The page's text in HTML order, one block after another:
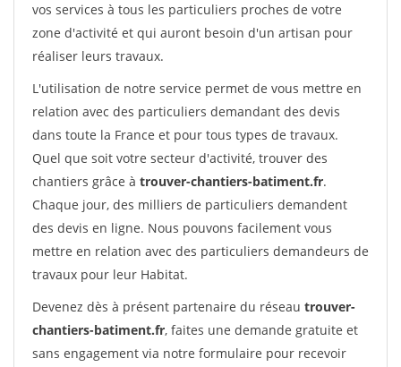
vos services à tous les particuliers proches de votre
zone d'activité et qui auront besoin d'un artisan pour
réaliser leurs travaux.
L'utilisation de notre service permet de vous mettre en
relation avec des particuliers demandant des devis
dans toute la France et pour tous types de travaux.
Quel que soit votre secteur d'activité, trouver des
chantiers grâce à trouver-chantiers-batiment.fr.
Chaque jour, des milliers de particuliers demandent
des devis en ligne. Nous pouvons facilement vous
mettre en relation avec des particuliers demandeurs de
travaux pour leur Habitat.
Devenez dès à présent partenaire du réseau trouver-
chantiers-batiment.fr, faites une demande gratuite et
sans engagement via notre formulaire pour recevoir